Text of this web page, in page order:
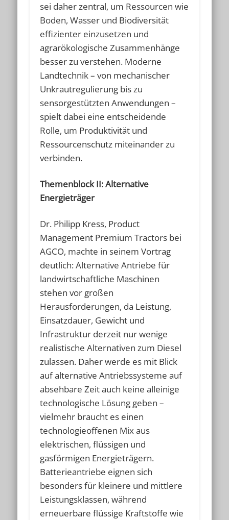
sei daher zentral, um Ressourcen wie
Boden, Wasser und Biodiversität
effizienter einzusetzen und
agrarökologische Zusammenhänge
besser zu verstehen. Moderne
Landtechnik – von mechanischer
Unkrautregulierung bis zu
sensorgestützten Anwendungen –
spielt dabei eine entscheidende
Rolle, um Produktivität und
Ressourcenschutz miteinander zu
verbinden.
Themenblock II: Alternative
Energieträger
Dr. Philipp Kress, Product
Management Premium Tractors bei
AGCO, machte in seinem Vortrag
deutlich: Alternative Antriebe für
landwirtschaftliche Maschinen
stehen vor großen
Herausforderungen, da Leistung,
Einsatzdauer, Gewicht und
Infrastruktur derzeit nur wenige
realistische Alternativen zum Diesel
zulassen. Daher werde es mit Blick
auf alternative Antriebssysteme auf
absehbare Zeit auch keine alleinige
technologische Lösung geben –
vielmehr braucht es einen
technologieoffenen Mix aus
elektrischen, flüssigen und
gasförmigen Energieträgern.
Batterieantriebe eignen sich
besonders für kleinere und mittlere
Leistungsklassen, während
erneuerbare flüssige Kraftstoffe wie